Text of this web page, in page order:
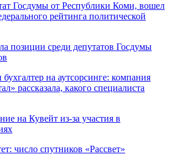
Госдумы от Республики Коми, вошел
рейтинга политической
позиции среди депутатов Госдумы
на аутсорсинге: компания
рассказала, какого специалиста
на Кувейт из-за участия в
число спутников «Рассвет»